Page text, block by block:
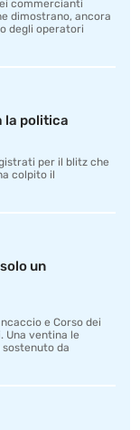
commercianti
dimostrano, ancora
degli operatori
la politica
per il blitz che
colpito il
un
e Corso dei
Una ventina le
da